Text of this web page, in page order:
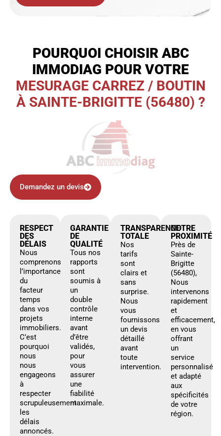
POURQUOI CHOISIR ABC
IMMODIAG POUR VOTRE
MESURAGE CARREZ / BOUTIN
À SAINTE-BRIGITTE (56480) ?
Demandez un devis
RESPECT
DES
DÉLAIS
Nous
comprenons
l’importance
du
facteur
temps
dans vos
projets
immobiliers.
C’est
pourquoi
nous
nous
engageons
à
respecter
scrupuleusement
les
délais
annoncés.
GARANTIE
DE
QUALITÉ
Tous nos
rapports
sont
soumis à
un
double
contrôle
interne
avant
d’être
validés,
pour
vous
assurer
une
fiabilité
maximale.
TRANSPARENCE
TOTALE
Nos
tarifs
sont
clairs et
sans
surprise.
Nous
vous
fournissons
un devis
détaillé
avant
toute
intervention.
NOTRE
PROXIMITÉ
Près de
Sainte-
Brigitte
(56480),
Nous
intervenons
rapidement
et
efficacement,
en vous
offrant
un
service
personnalisé
et adapté
aux
spécificités
de votre
région.